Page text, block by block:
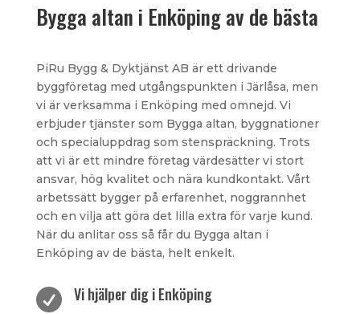
Bygga altan i Enköping av de bästa
PiRu Bygg & Dyktjänst AB är ett drivande
byggföretag med utgångspunkten i Järlåsa, men
vi är verksamma i Enköping med omnejd. Vi
erbjuder tjänster som Bygga altan, byggnationer
och specialuppdrag som stenspräckning. Trots
att vi är ett mindre företag värdesätter vi stort
ansvar, hög kvalitet och nära kundkontakt. Vårt
arbetssätt bygger på erfarenhet, noggrannhet
och en vilja att göra det lilla extra för varje kund.
När du anlitar oss så får du Bygga altan i
Enköping av de bästa, helt enkelt.
 Vi hjälper dig i Enköping